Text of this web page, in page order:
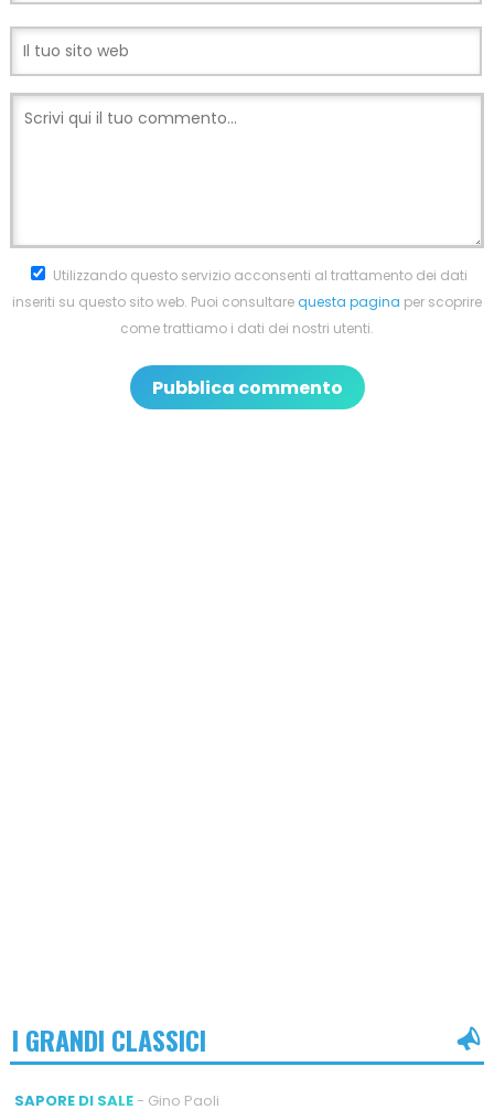
Utilizzando questo servizio acconsenti al trattamento dei dati
inseriti su questo sito web. Puoi consultarequesta pagina per scoprire
come trattiamo i dati dei nostri utenti.
I GRANDI CLASSICI
SAPORE DI SALE- Gino Paoli